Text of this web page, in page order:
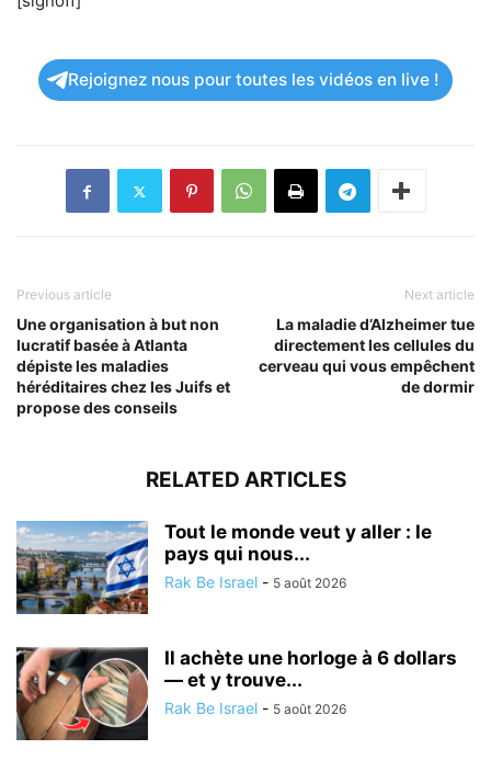
Rejoignez nous pour toutes les vidéos en live !
Previous article
Une organisation à but non
lucratif basée à Atlanta
dépiste les maladies
héréditaires chez les Juifs et
propose des conseils
Next article
La maladie d’Alzheimer tue
directement les cellules du
cerveau qui vous empêchent
de dormir
RELATED ARTICLES
Tout le monde veut y aller : le
pays qui nous...
Rak Be Israel - 5 août 2026
Il achète une horloge à 6 dollars
— et y trouve...
Rak Be Israel - 5 août 2026